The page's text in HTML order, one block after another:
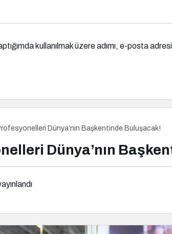
kullanılmak üzere adımı, e-posta
Dünya’nın Başkentinde Buluşacak!
Dünya’nın